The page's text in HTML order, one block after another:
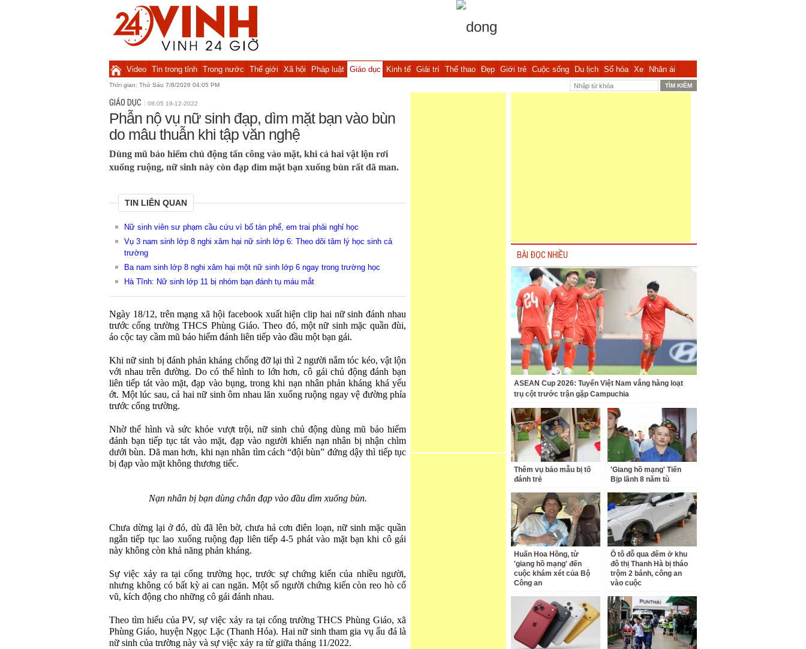
Video Tin trong tỉnh Trong nước Thế giới Xã hội Pháp luật Giáo dục Kinh tế Giải trí Thể thao Đẹp Giới trẻ Cuộc sống Du lịch Số hóa Xe Nhân ái
Thời gian: Thứ Sáu 7/8/2026 04:05 PM
GIÁO DỤC 08:05 19-12-2022
Phẫn nộ vụ nữ sinh đạp, dìm mặt bạn vào bùn
do mâu thuẫn khi tập văn nghệ
Dùng mũ bảo hiểm chủ động tấn công vào mặt, khi cả hai vật lộn rơi
xuống ruộng, nữ sinh này còn đạp dìm mặt bạn xuống bùn rất dã man.
TIN LIÊN QUAN
Nữ sinh viên sư phạm cầu cứu vì bố tàn phế, em trai phải nghỉ học
Vụ 3 nam sinh lớp 8 nghi xâm hại nữ sinh lớp 6: Theo dõi tâm lý học sinh cả
trường
Ba nam sinh lớp 8 nghi xâm hại một nữ sinh lớp 6 ngay trong trường học
Hà Tĩnh: Nữ sinh lớp 11 bị nhóm bạn đánh tụ máu mắt
Ngày 18/12, trên mạng xã hội facebook xuất hiện clip hai nữ sinh đánh nhau
trước cổng trường THCS Phùng Giáo. Theo đó, một nữ sinh mặc quần đùi,
áo cộc tay cầm mũ bảo hiểm đánh liên tiếp vào đầu một bạn gái.
Khi nữ sinh bị đánh phản kháng chống đỡ lại thì 2 người nắm tóc kéo, vật lộn
với nhau trên đường. Do có thể hình to lớn hơn, cô gái chủ động đánh bạn
liên tiếp tát vào mặt, đạp vào bụng, trong khi nạn nhân phản kháng khá yếu
ớt. Một lúc sau, cả hai nữ sinh ôm nhau lăn xuống ruộng ngay vệ đường phía
trước cổng trường.
Nhờ thể hình và sức khỏe vượt trội, nữ sinh chủ động dùng mũ bảo hiểm
đánh bạn tiếp tục tát vào mặt, đạp vào người khiến nạn nhân bị nhận chìm
dưới bùn. Dã man hơn, khi nạn nhân tìm cách “đội bùn” đứng dậy thì tiếp tục
bị đạp vào mặt không thương tiếc.
Nạn nhân bị bạn dùng chân đạp vào đầu dìm xuống bùn.
Chưa dừng lại ở đó, dù đã lên bờ, chưa hả cơn điên loạn, nữ sinh mặc quần
ngắn tiếp tục lao xuống ruộng đạp liên tiếp 4-5 phát vào mặt bạn khi cô gái
này không còn khả năng phản kháng.
Sự việc xảy ra tại cổng trường học, trước sự chứng kiến của nhiều người,
nhưng không có bất kỳ ai can ngăn. Một số người chứng kiến còn reo hò cổ
vũ, kích động cho những cô gái đánh nhau.
Theo tìm hiểu của PV, sự việc xảy ra tại cổng trường THCS Phùng Giáo, xã
Phùng Giáo, huyện Ngọc Lặc (Thanh Hóa). Hai nữ sinh tham gia vụ ẩu đá là
nữ sinh của trường này và sự việc xảy ra từ giữa tháng 11/2022.
BÀI ĐỌC NHIỀU
ASEAN Cup 2026: Tuyển Việt Nam vắng hàng loạt
trụ cột trước trận gặp Campuchia
Thêm vụ bảo mẫu bị tố
đánh trẻ
'Giang hồ mạng' Tiến
Bịp lãnh 8 năm tù
Huấn Hoa Hồng, từ
'giang hồ mạng' đến
cuộc khám xét của Bộ
Công an
Ô tô đỗ qua đêm ở khu
đô thị Thanh Hà bị tháo
trộm 2 bánh, công an
vào cuộc